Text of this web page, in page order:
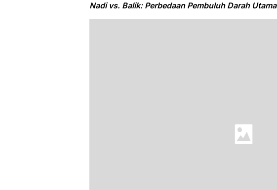
Nadi vs. Balik: Perbedaan Pembuluh Darah Utama